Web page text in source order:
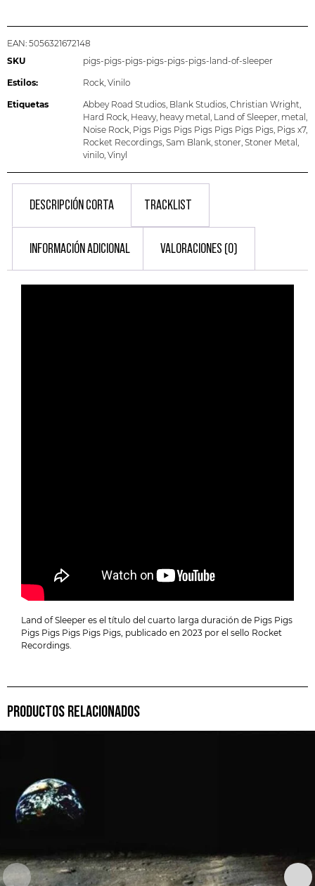
EAN: 5056321672148
SKU
pigs-pigs-pigs-pigs-pigs-pigs-land-of-sleeper
Estilos: Rock Vinilo
Etiquetas Abbey Road Studios Blank Studios Christian Wright
Hard Rock Heavy, heavy metal Land of Sleeper metal
Noise Rock Pigs Pigs Pigs Pigs Pigs Pigs Pigs Pigs x7,
Rocket Recordings Sam Blank stoner Stoner Metal
vinilo Vinyl
DESCRIPCIÓN CORTA TRACKLIST
INFORMACIÓN ADICIONAL VALORACIONES (0)
Land of Sleeper es el título del cuarto larga duración de Pigs Pigs
Pigs Pigs Pigs Pigs Pigs, publicado en 2023 por el sello Rocket
Recordings.
PRODUCTOS RELACIONADOS